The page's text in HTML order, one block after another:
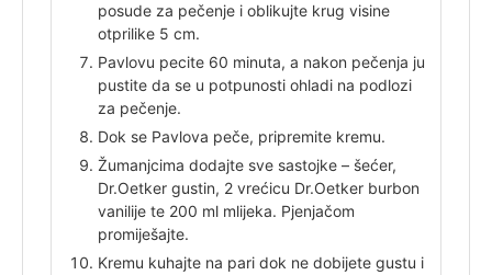
posude za pečenje i oblikujte krug visine
otprilike 5 cm.
Pavlovu pecite 60 minuta, a nakon pečenja ju
pustite da se u potpunosti ohladi na podlozi
za pečenje.
Dok se Pavlova peče, pripremite kremu.
Žumanjcima dodajte sve sastojke – šećer,
Dr.Oetker gustin, 2 vrećicu Dr.Oetker burbon
vanilije te 200 ml mlijeka. Pjenjačom
promiješajte.
Kremu kuhajte na pari dok ne dobijete gustu i